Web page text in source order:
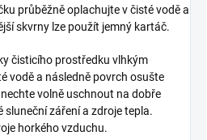
průběžně oplachujte v čisté vodě a
skvrny lze použít jemný kartáč.
čisticího prostředku vlhkým
vodě a následně povrch osušte
volně uschnout na dobře
záření a zdroje tepla.
horkého vzduchu.